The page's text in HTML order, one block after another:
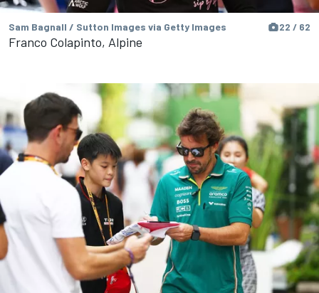
Sam Bagnall / Sutton Images via Getty Images 22 / 62
Franco Colapinto, Alpine